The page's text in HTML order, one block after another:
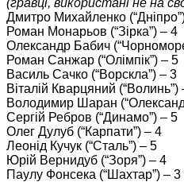
Дмитро Михайленко
Роман Монарьов (“Зірка”) – 4
Олександр Бабич
Роман Санжар (“Олімпік”) – 5
Василь Сачко (“Ворскла”) – 3
Віталій Кварцяний (“Волинь”)
Володимир Шаран
Сергій Ребров (“Динамо”) – 5
Олег Дулуб (“Карпати”) – 4
Леонід Кучук (“Сталь”) – 5
Юрій Вернидуб (“Зоря”) – 4
Паулу Фонсека (“Шахтар”) – 3